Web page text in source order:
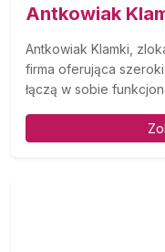
Antkowiak
Antkowiak Klamki,
firma oferująca
łączą w sobie